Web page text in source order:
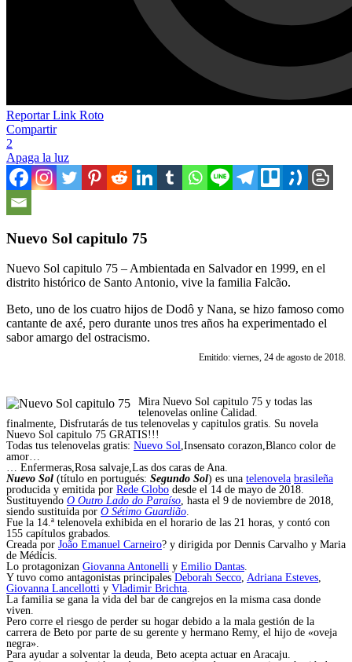
Reportar Link Roto
Compartir
2
Apaga la luz
Nuevo Sol capitulo 75
Nuevo Sol capitulo 75 – Ambientada en Salvador en 1999, en el
distrito histórico de Santo Antonio, vive la familia Falcão.
Beto, uno de los cuatro hijos de Dodô y Nana, se hizo famoso como
cantante de axé, pero durante unos tres años ha experimentado el
sabor amargo del ostracismo.
Emitido: viernes, 24 de agosto de 2018.
Mira Nuevo Sol capitulo 75 y todas las
telenovelas online Calidad.
finalmente, Disfrutarás de tus telenovelas y capitulos gratis. Su novela
Nuevo Sol capitulo 75 GRATIS!!!
Todas tus telenovelas gratis: Nuevo Sol,Insensato corazon,Blanco color de
amor…
… Enfermeras,Rosa salvaje,Las dos caras de Ana.
Nuevo Sol (título en portugués: Segundo Sol) es una telenovela brasileña
producida y emitida por Rede Globo desde el 14 de mayo de 2018.
Sustituyendo O Outro Lado do Paraíso, hasta el 9 de noviembre de 2018,
siendo sustituida por O Sétimo Guardião.
Fue la 14.ª telenovela exhibida en el horario de las 21 horas, y contó con
155 capítulos grabados.
Creada por João Emanuel Carneiro? y dirigida por Dennis Carvalho y Maria
de Médicis.
Lo protagonizan Giovanna Antonelli y Emilio Dantas.
Y tuvo como antagonistas principales Deborah Secco, Adriana Esteves,
Giovanna Lancellotti y Vladimir Brichta.
La familia se gana la vida del bar de cangrejos en la misma casa donde
viven.
Pero corre el riesgo de perder su hogar debido a la mala gestión de la
carrera de Beto por parte de su gerente y hermano Remy, el hijo de «oveja
negra».
Para ayudar a solventar la deuda, Beto acepta actuar en Aracaju.